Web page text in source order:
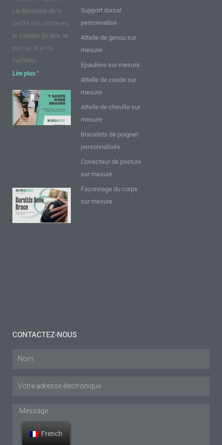
La déchirure de la
coiffe des rotateurs,
le soutien du dos, le
port au lit et où
l'acheter
Lire plus "
9 points sur
les
genouillères
T Scope :
Perspectives
et conseils
Lire plus "
9 FAQ sur
Support dorsal
personnalisé
Attelle de genou sur
mesure
Epaulière sur mesure
Attelle de coude sur
mesure
Attelle de cheville sur
mesure
Bracelets de poignet
personnalisés
Correcteur de posture
sur mesure
Façonnage du corps
sur mesure
CONTACTEZ-NOUS
Nom
Courriel
Message
French